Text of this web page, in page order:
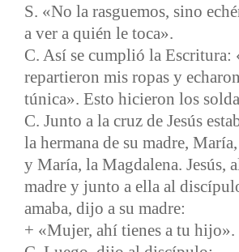
S. «No la rasguemos, sino
a ver a quién le toca».
C. Así se cumplió la Escritura:
repartieron mis ropas y
túnica». Esto hicieron los
C. Junto a la cruz de Jesús
la hermana de su madre,
y María, la Magdalena. Jesús,
madre y junto a ella al
amaba, dijo a su madre:
+ «Mujer, ahí tienes a tu hijo».